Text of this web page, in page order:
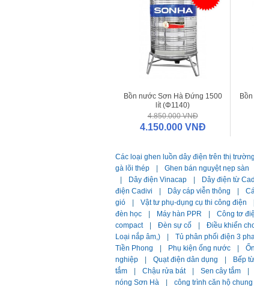
Bồn nước Sơn Hà Đứng 1500
lít (Φ1140)
4.850.000 VNĐ
4.150.000 VNĐ
Các loại ghen luồn dây điện trên thị trường
gà lõi thép
Ghen bán nguyệt nẹp sàn
Dây điện Vinacap Dây điện từ
điện Cadivi
Dây cáp viễn thông
gió
Vật tư phụ-dụng cụ thi công điện
đèn học
Máy hàn PPR Công tơ
compact
Đèn sự cố Điều khiển
Loại nắp âm,)
Tủ phân phối điện 3
Tiền Phong
Phụ kiện ống nước
nghiệp
Quạt điện dân dụng Bếp từ
tắm
Chậu rửa bát Sen cây tắm
nóng Sơn Hà
công trình căn hộ